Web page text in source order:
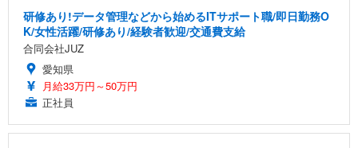
研修あり!データ管理などから始めるITサポート職/即日勤務O
K/女性活躍/研修あり/経験者歓迎/交通費支給
合同会社JUZ
愛知県
月給33万円～50万円
正社員